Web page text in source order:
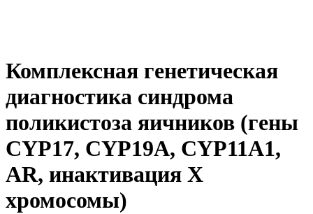
Комплексная генетическая
диагностика синдрома
поликистоза яичников (гены
CYP17, CYP19A, CYP11A1,
AR, инактивация Х
хромосомы)